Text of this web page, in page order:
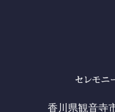
香川県観音寺